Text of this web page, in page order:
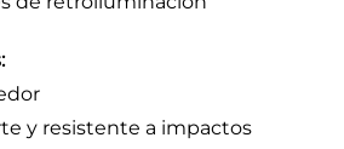
y resistente a impactos